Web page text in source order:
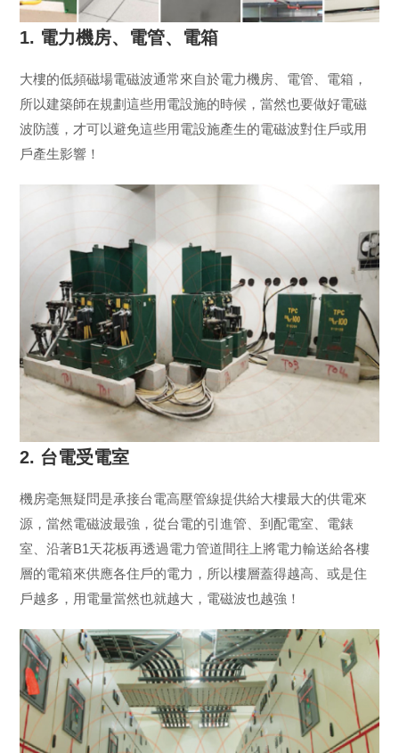
1. 電力機房、電管、電箱
大樓的低頻磁場電磁波通常來自於電力機房、電管、電箱，
所以建築師在規劃這些用電設施的時候，當然也要做好電磁
波防護，才可以避免這些用電設施產生的電磁波對住戶或用
戶產生影響！
2. 台電受電室
機房毫無疑問是承接台電高壓管線提供給大樓最大的供電來
源，當然電磁波最強，從台電的引進管、到配電室、電錶
室、沿著B1天花板再透過電力管道間往上將電力輸送給各樓
層的電箱來供應各住戶的電力，所以樓層蓋得越高、或是住
戶越多，用電量當然也就越大，電磁波也越強！